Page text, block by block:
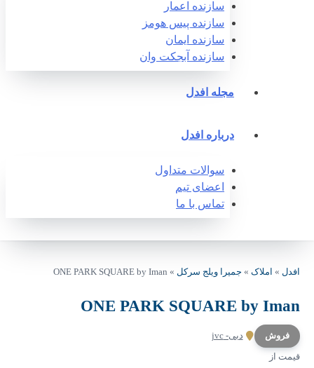
سازنده اعمار
سازنده پیس هومز
سازنده ایمان
سازنده آبجکت وان‎
مجله افدل
درباره افدل
سوالات متداول
اعضای تیم
تماس با ما
افدل» املاک» جمیرا ویلج سرکل»
ONE PARK SQUARE by Iman
ONE PARK SQUARE by Iman
فروش دبی- jvc
قیمت از